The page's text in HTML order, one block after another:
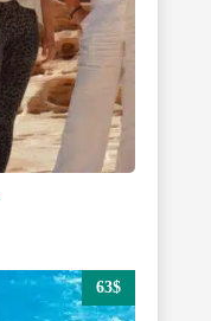
63$